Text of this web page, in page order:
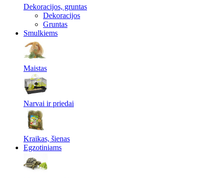
Dekoracijos, gruntas
Dekoracijos
Gruntas
Smulkiems
Maistas
Narvai ir priedai
Kraikas, šienas
Egzotiniams